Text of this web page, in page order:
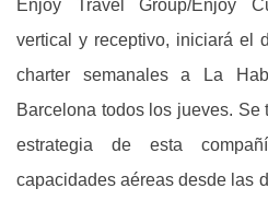
Enjoy Travel Group/Enjoy
vertical y receptivo, iniciará el
charter semanales a La
Barcelona todos los jueves. Se
estrategia de esta
capacidades aéreas desde las